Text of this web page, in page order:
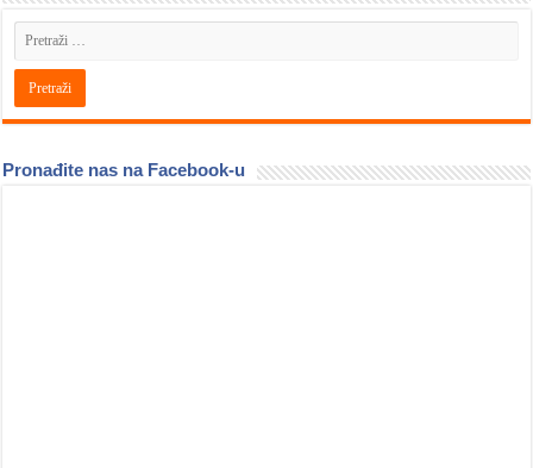
Pronađite nas na Facebook-u